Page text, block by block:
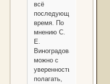
всё
последующее
время. По
мнению С.
Е.
Виноградова,
можно с
уверенностью
полагать,